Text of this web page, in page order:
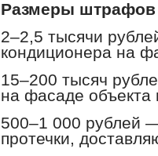
Размеры штрафов
2–2,5 тысячи
кондиционера на
15–200 тысяч
на фасаде объекта
500–1 000 рублей
протечки,